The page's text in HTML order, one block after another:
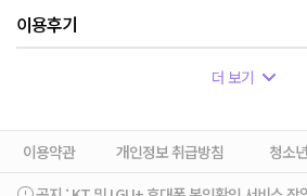
이용후기
더 보기
이용약관 개인정보 취급방침
청소